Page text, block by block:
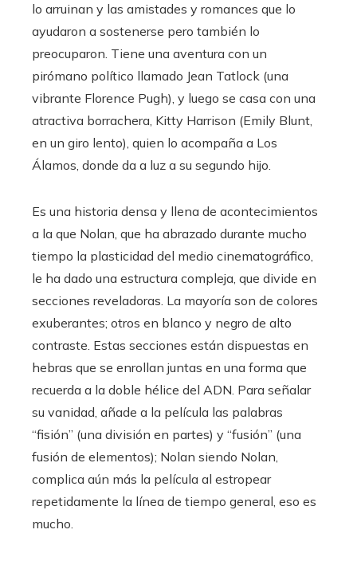
lo arruinan y las amistades y romances que lo
ayudaron a sostenerse pero también lo
preocuparon. Tiene una aventura con un
pirómano político llamado Jean Tatlock (una
vibrante Florence Pugh), y luego se casa con una
atractiva borrachera, Kitty Harrison (Emily Blunt,
en un giro lento), quien lo acompaña a Los
Álamos, donde da a luz a su segundo hijo.
Es una historia densa y llena de acontecimientos
a la que Nolan, que ha abrazado durante mucho
tiempo la plasticidad del medio cinematográfico,
le ha dado una estructura compleja, que divide en
secciones reveladoras. La mayoría son de colores
exuberantes; otros en blanco y negro de alto
contraste. Estas secciones están dispuestas en
hebras que se enrollan juntas en una forma que
recuerda a la doble hélice del ADN. Para señalar
su vanidad, añade a la película las palabras
“fisión” (una división en partes) y “fusión” (una
fusión de elementos); Nolan siendo Nolan,
complica aún más la película al estropear
repetidamente la línea de tiempo general, eso es
mucho.